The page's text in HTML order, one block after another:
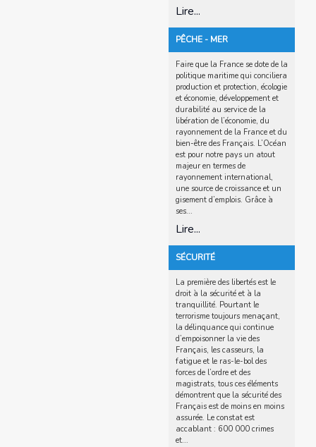
Lire...
PÊCHE - MER
Faire que la France se dote de la
politique maritime qui conciliera
production et protection, écologie
et économie, développement et
durabilité au service de la
libération de l’économie, du
rayonnement de la France et du
bien-être des Français. L’Océan
est pour notre pays un atout
majeur en termes de
rayonnement international,
une source de croissance et un
gisement d’emplois. Grâce à
ses...
Lire...
SÉCURITÉ
La première des libertés est le
droit à la sécurité et à la
tranquillité. Pourtant le
terrorisme toujours menaçant,
la délinquance qui continue
d’empoisonner la vie des
Français, les casseurs, la
fatigue et le ras-le-bol des
forces de l’ordre et des
magistrats, tous ces éléments
démontrent que la sécurité des
Français est de moins en moins
assurée. Le constat est
accablant : 600 000 crimes
et...